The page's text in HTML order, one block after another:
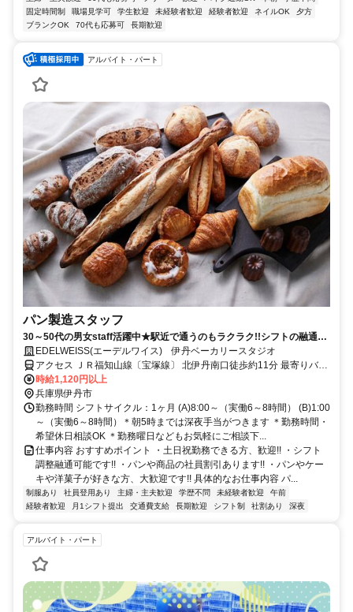
固定時間制
職場見学可 学生歓迎 未経験者歓迎 経験者歓迎 ネイルOK
夕方
ブランクOK
70代も応募可 長期歓迎
アルバイト・パート
パン製造スタッフ
30～50代の男女staff活躍中★駅近で通うのもラクラク!!シフトの融通も
◎ EDELWEISS(エーデルワイス) 伊丹ベーカリースタジオ
アクセス ＪＲ福知山線〔宝塚線〕 北伊丹南口徒歩約11分 最寄りバス
停（久代６丁目）２分
時給1,120円以上
兵庫県伊丹市
勤務時間 シフトサイクル：1ヶ月 (A)8:00～（実働6～8時間） (B)1:00
～（実働6～8時間）＊朝5時までは深夜手当がつきます ＊勤務時間・
希望休日相談OK ＊勤務曜日などもお気軽にご相談下...
仕事内容 おすすめポイント ・土日祝勤務できる方、歓迎!! ・シフト
調整融通可能です!! ・パンや商品の社員割引あります!! ・パンやケー
キや洋菓子が好きな方、大歓迎です!! 具体的なお仕事内容 パ...
制服あり 社員登用あり 主婦・主夫歓迎 学歴不問 未経験者歓迎
午前
経験者歓迎
月1シフト提出 交通費支給 長期歓迎 シフト制 社割あり 深夜
アルバイト・パート